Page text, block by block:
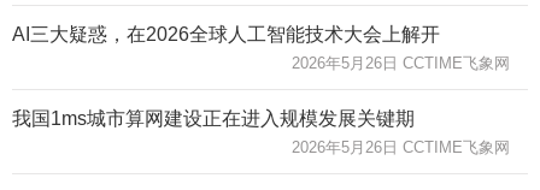
AI三大疑惑，在2026全球人工智能技术大会上解开
2026年5月26日 CCTIME飞象网
我国1ms城市算网建设正在进入规模发展关键期
2026年5月26日 CCTIME飞象网